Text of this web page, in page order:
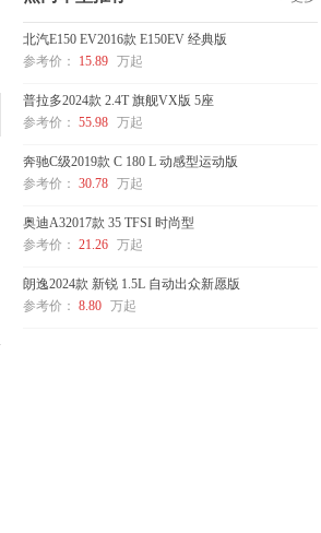
北汽E150 EV2016款 E150EV 经典版
参考价：
15.89 万起
普拉多2024款 2.4T 旗舰VX版 5座
参考价： 55.98 万起
奔驰C级2019款 C 180 L 动感型运动版
参考价： 30.78 万起
奥迪A32017款 35 TFSI 时尚型
参考价： 21.26 万起
朗逸2024款 新锐 1.5L 自动出众新愿版
参考价： 8.80 万起